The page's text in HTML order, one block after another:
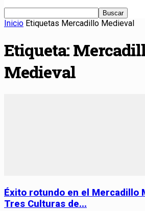
Inicio Etiquetas Mercadillo Medieval
Etiqueta:
Medieval
Éxito rotundo en el Mercadillo
Tres Culturas de...